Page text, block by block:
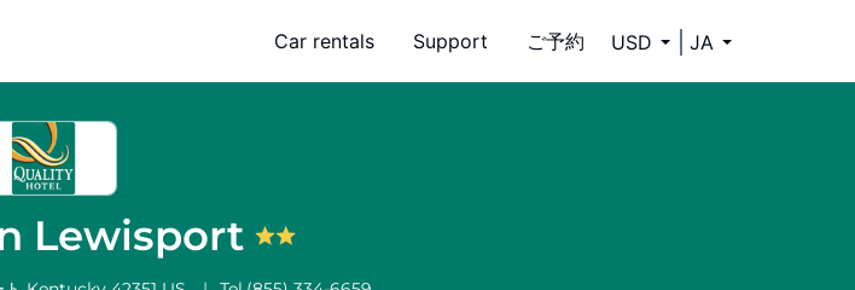
Car rentals Support ご予約 USD JA
Lewisport